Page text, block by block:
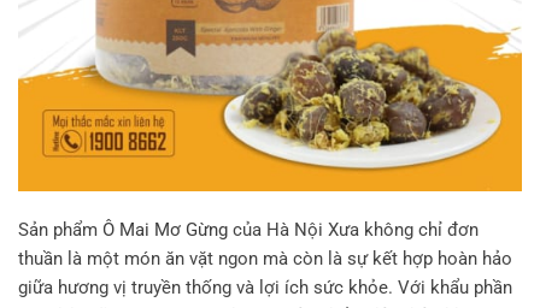
Sản phẩm Ô Mai Mơ Gừng của Hà Nội Xưa không chỉ đơn
thuần là một món ăn vặt ngon mà còn là sự kết hợp hoàn hảo
giữa hương vị truyền thống và lợi ích sức khỏe. Với khẩu phần